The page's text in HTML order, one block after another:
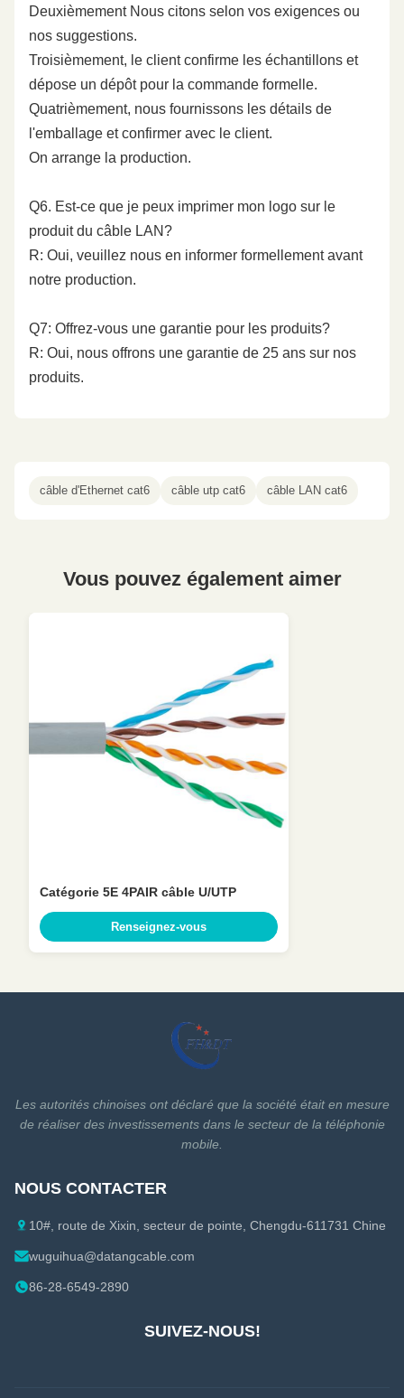
Deuxièmement Nous citons selon vos exigences ou
nos suggestions.
Troisièmement, le client confirme les échantillons et
dépose un dépôt pour la commande formelle.
Quatrièmement, nous fournissons les détails de
l'emballage et confirmer avec le client.
On arrange la production.
Q6. Est-ce que je peux imprimer mon logo sur le
produit du câble LAN?
R: Oui, veuillez nous en informer formellement avant
notre production.
Q7: Offrez-vous une garantie pour les produits?
R: Oui, nous offrons une garantie de 25 ans sur nos
produits.
câble d'Ethernet cat6 câble utp cat6 câble LAN cat6
Vous pouvez également aimer
Catégorie 5E 4PAIR câble U/UTP
Renseignez-vous
Les autorités chinoises ont déclaré que la société était en mesure
de réaliser des investissements dans le secteur de la téléphonie
mobile.
NOUS CONTACTER
10#, route de Xixin, secteur de pointe, Chengdu-611731 Chine
wuguihua@datangcable.com
86-28-6549-2890
SUIVEZ-NOUS!